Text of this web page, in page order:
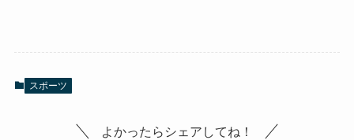
スポーツ
よかったらシェアしてね！